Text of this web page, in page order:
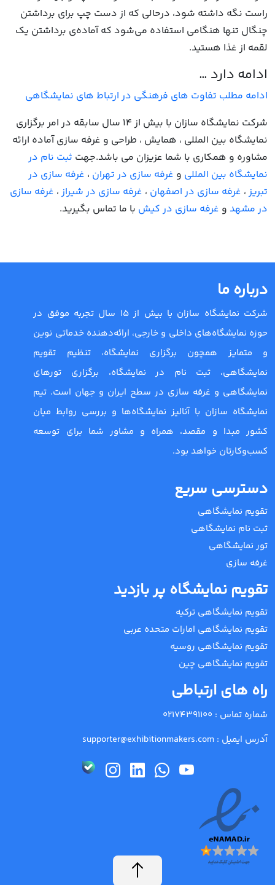
راست نگه داشته شود، درحالی که از دست چپ برای برداشتن
چنگال تنها هنگامی استفاده می‌شود که آماده‌ی برداشتن یک
لقمه از غذا هستید.
ادامه دارد …
ادامه مطلب تفاوت‌ های فرهنگی در ارتباط‌ های نمایشگاهی
شرکت نمایشگاه سازان با بیش از 14 سال سابقه در امر برگزاری
نمایشگاه بین المللی ، همایش ، طراحی و غرفه سازی آماده ارائه
مشاوره و همکاری با شما عزیزان می باشد.جهت ثبت نام در
نمایشگاه بین المللی و غرفه سازی در تهران ، غرفه سازی در
تبریز، غرفه سازی در اصفهان ، غرفه سازی در شیراز، غرفه سازی
در مشهد و غرفه سازی در کیش با ما تماس بگیرید.
درباره ما
شرکت نمایشگاه سازان با بیش از 15 سال تجربه موفق در
حوزه نمایشگاه‌های داخلی و خارجی، ارائه‌دهنده خدماتی نوین
و متمایز همچون برگزاری نمایشگاه، تنظیم تقویم
نمایشگاهی، ثبت نام در نمایشگاه، برگزاری تورهای
نمایشگاهی و غرفه سازی در سطح ایران و جهان است. تیم
نمایشگاه سازان با آنالیز نمایشگاه‌ها و بررسی روابط میان
کشور مبدا و مقصد، همراه و مشاور شما برای توسعه
کسب‌وکارتان خواهد بود.
دسترسی سریع
تقویم نمایشگاهی
ثبت نام نمایشگاهی
تور نمایشگاهی
غرفه سازی
تقویم نمایشگاه پر بازدید
تقویم نمایشگاهی ترکیه
تقویم نمایشگاهی امارات متحده عربی
تقویم نمایشگاهی روسیه
تقویم نمایشگاهی چین
راه های ارتباطی
شماره تماس : 02174391100
آدرس ایمیل : supporter@exhibitionmakers.com